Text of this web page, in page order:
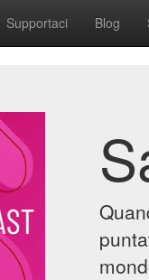
Supportaci Blog